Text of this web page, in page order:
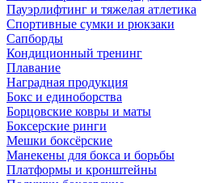
Пауэрлифтинг и тяжелая атлетика
Спортивные сумки и рюкзаки
Сапборды
Кондиционный тренинг
Плавание
Наградная продукция
Бокс и единоборства
Борцовские ковры и маты
Боксерские ринги
Мешки боксёрские
Манекены для бокса и борьбы
Платформы и кронштейны